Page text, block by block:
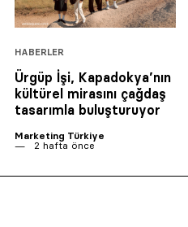
HABERLER
Ürgüp İşi, Kapadokya’nın
kültürel mirasını çağdaş
tasarımla buluşturuyor
Marketing Türkiye
2 hafta önce